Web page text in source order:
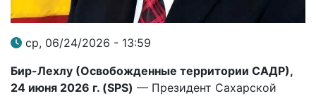
ср, 06/24/2026 - 13:59
Бир-Лехлу (Освобожденные территории САДР),
24 июня 2026 г. (SPS) — Президент Сахарской